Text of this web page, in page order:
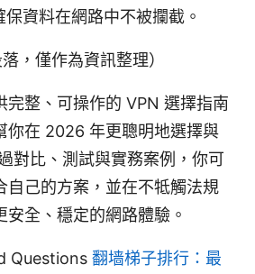
資料在網路中不被攔截。
，僅作為資訊整理）
完整、可操作的 VPN 選擇指南
你在 2026 年更聰明地選擇與
對比、測試與實務案例，你可
自己的方案，並在不牴觸法規
安全、穩定的網路體驗。
Questions 翻墙梯子排行：最